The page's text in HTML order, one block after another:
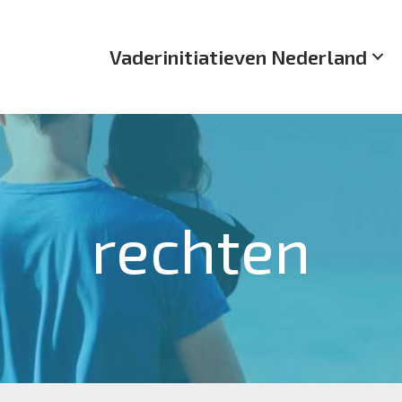
Vaderinitiatieven Nederland
rechten